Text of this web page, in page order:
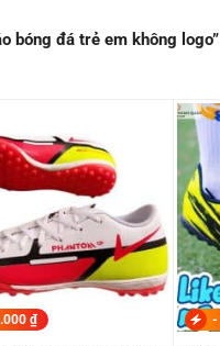
bóng đá trẻ em không logo”
₫ -